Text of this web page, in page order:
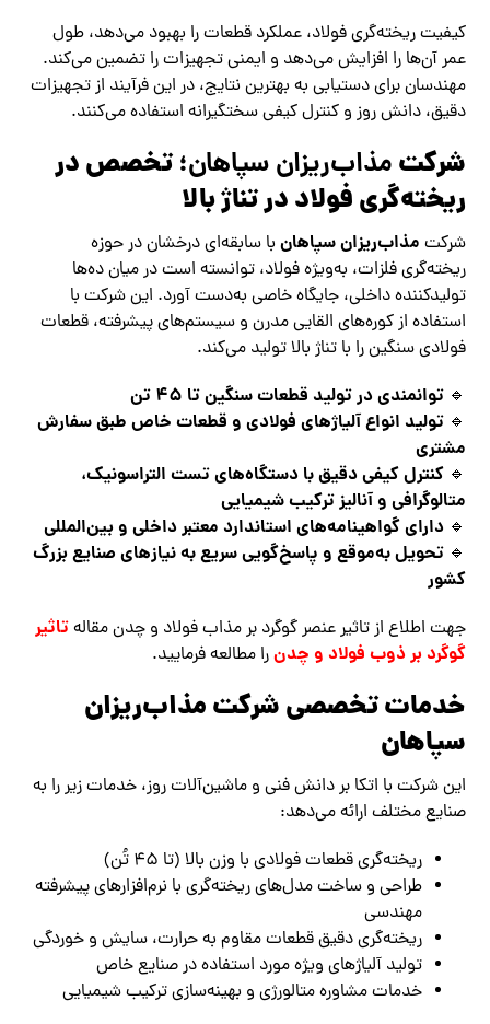
کیفیت ریخته‌گری فولاد، عملکرد قطعات را بهبود می‌دهد، طول
عمر آن‌ها را افزایش می‌دهد و ایمنی تجهیزات را تضمین می‌کند.
مهندسان برای دستیابی به بهترین نتایج، در این فرآیند از تجهیزات
دقیق، دانش روز و کنترل کیفی سختگیرانه استفاده می‌کنند.
شرکتمذاب‌ریزان سپاهان؛ تخصص در
ریخته‌گری فولاد در تناژ بالا
شرکت مذاب‌ریزان سپاهان با سابقه‌ای درخشان در حوزه
ریخته‌گری فلزات، به‌ویژه فولاد، توانسته است در میان ده‌ها
تولیدکننده داخلی، جایگاه خاصی به‌دست آورد. این شرکت با
استفاده از کوره‌های القایی مدرن و سیستم‌های پیشرفته، قطعات
فولادی سنگین را با تناژ بالا تولید می‌کند.
🔹توانمندی در تولید قطعات سنگین تا 45 تن
🔹تولید انواع آلیاژهای فولادی و قطعات خاص طبق سفارش
مشتری
🔹کنترل کیفی دقیق با دستگاه‌های تست التراسونیک،
متالوگرافی و آنالیز ترکیب شیمیایی
🔹 دارای گواهینامه‌های استاندارد معتبر داخلی و بین‌المللی
🔹تحویل به‌موقع و پاسخ‌گویی سریع به نیازهای صنایع بزرگ
کشور
جهت اطلاع از تاثیر عنصر گوگرد بر مذاب فولاد و چدن مقالهتاثیر
گوگرد بر ذوب فولاد و چدنرا مطالعه فرمایید.
خدمات تخصصی شرکت مذاب‌ریزان
سپاهان
این شرکت با اتکا بر دانش فنی و ماشین‌آلات روز، خدمات زیر را به
صنایع مختلف ارائه می‌دهد:
ریخته‌گری قطعات فولادی با وزن بالا (تا 45 تُن)
طراحی و ساخت مدل‌های ریخته‌گری با نرم‌افزارهای پیشرفته
مهندسی
ریخته‌گری دقیق قطعات مقاوم به حرارت، سایش و خوردگی
تولید آلیاژهای ویژه مورد استفاده در صنایع خاص
خدمات مشاوره متالورژی و بهینه‌سازی ترکیب شیمیایی